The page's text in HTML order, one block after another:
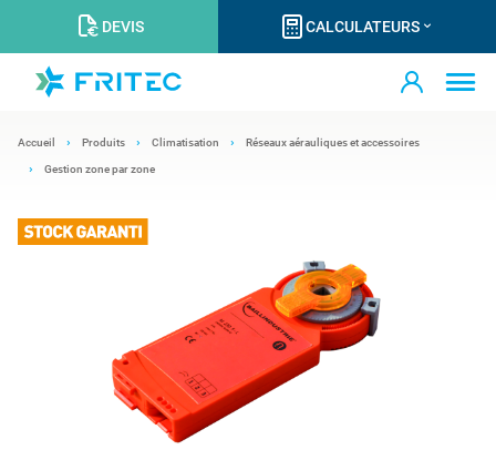
DEVIS CALCULATEURS
Accueil Produits Climatisation Réseaux aérauliques et accessoires
Gestion zone par zone